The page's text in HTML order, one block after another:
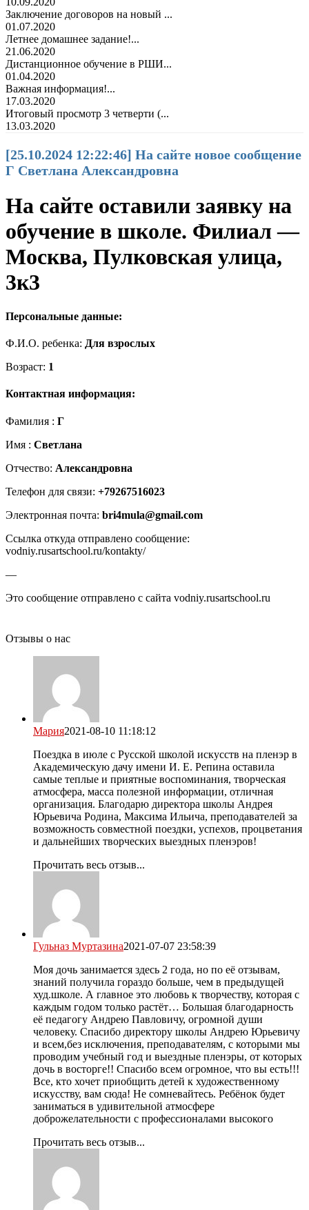
Заключение договоров на новый ...
01.07.2020
Летнее домашнее задание!...
21.06.2020
Дистанционное обучение в РШИ...
01.04.2020
Важная информация!...
17.03.2020
Итоговый просмотр 3 четверти (...
13.03.2020
[25.10.2024 12:22:46] На сайте новое сообщение
Г Светлана Александровна
На сайте оставили заявку на
обучение в школе. Филиал —
Москва, Пулковская улица,
3к3
Персональные данные:
Ф.И.О. ребенка: Для взрослых
Возраст: 1
Контактная информация:
Фамилия : Г
Имя : Светлана
Отчество: Александровна
Телефон для связи: +79267516023
Электронная почта: bri4mula@gmail.com
Ссылка откуда отправлено сообщение:
vodniy.rusartschool.ru/kontakty/
—
Это сообщение отправлено с сайта vodniy.rusartschool.ru
Отзывы о нас
Мария2021-08-10 11:18:12
Поездка в июле с Русской школой искусств на пленэр в
Академическую дачу имени И. Е. Репина оставила
самые теплые и приятные воспоминания, творческая
атмосфера, масса полезной информации, отличная
организация. Благодарю директора школы Андрея
Юрьевича Родина, Максима Ильича, преподавателей за
возможность совместной поездки, успехов, процветания
и дальнейших творческих выездных пленэров!
Прочитать весь отзыв...
Гульназ Муртазина2021-07-07 23:58:39
Моя дочь занимается здесь 2 года, но по её отзывам,
знаний получила гораздо больше, чем в предыдущей
худ.школе. А главное это любовь к творчеству, которая с
каждым годом только растёт… Большая благодарность
её педагогу Андрею Павловичу, огромной души
человеку. Спасибо директору школы Андрею Юрьевичу
и всем,без исключения, преподавателям, с которыми мы
проводим учебный год и выездные пленэры, от которых
дочь в восторге!! Спасибо всем огромное, что вы есть!!!
Все, кто хочет приобщить детей к художественному
искусству, вам сюда! Не сомневайтесь. Ребёнок будет
заниматься в удивительной атмосфере
доброжелательности с профессионалами высокого
Прочитать весь отзыв...